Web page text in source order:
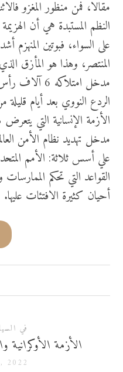
مقالا، فمن منظور المغزو
النظم المستبدة هي أن
على السواء، فبوتين المنهزم
المنتصر، وهذا هو المأزق
مدخل
الردع النووي بعد أيام
الأزمة الإنسانية التي
مدخل تهديد نظام الأمن
علي أسس ثلاثة: الأمم
القواعد التي تحكم
أحيان كثيرة الافتئات عليها.
في
الأزمة
2022